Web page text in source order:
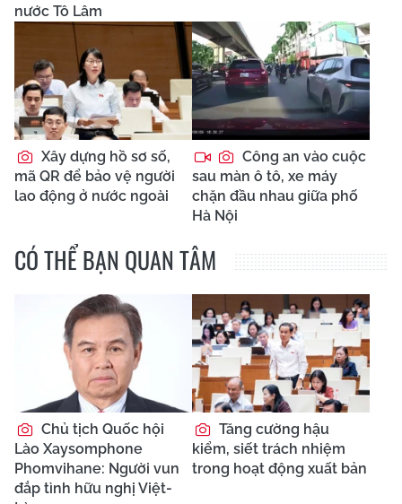
nước Tô Lâm
Xây dựng hồ sơ số,
mã QR để bảo vệ người
lao động ở nước ngoài
Công an vào cuộc
sau màn ô tô, xe máy
chặn đầu nhau giữa phố
Hà Nội
CÓ THỂ BẠN QUAN TÂM
Chủ tịch Quốc hội
Lào Xaysomphone
Phomvihane: Người vun
đắp tình hữu nghị Việt-
Tăng cường hậu
kiểm, siết trách nhiệm
trong hoạt động xuất bản